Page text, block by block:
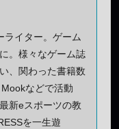
ライター。ゲーム
。様々なゲーム誌
、関わった書籍数
などで活動
新eスポーツの教
を一生遊